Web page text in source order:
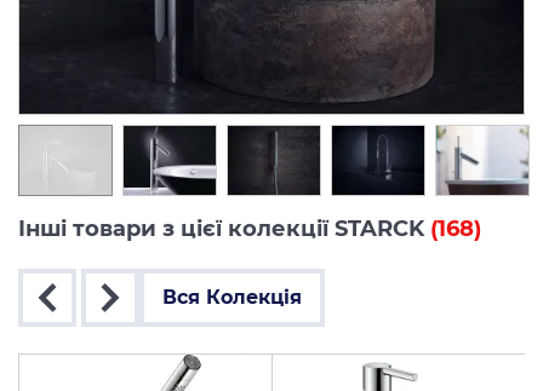
Інші товари з цієї колекції STARCK (168)
Вся Колекція